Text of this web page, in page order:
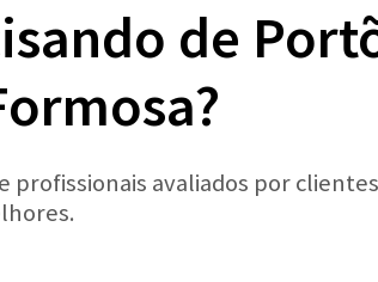
de
profissionais avaliados por